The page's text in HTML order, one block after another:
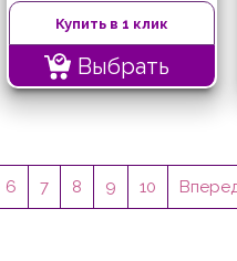
Купить в 1 клик
Выбрать
6 7 8 9 10